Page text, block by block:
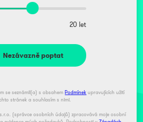
20 let
se seznámil(a) s obsahem Podmínek upravujících užití
stránek a souhlasím s nimi.
(správce osobních údajů) zpracovává moje osobní